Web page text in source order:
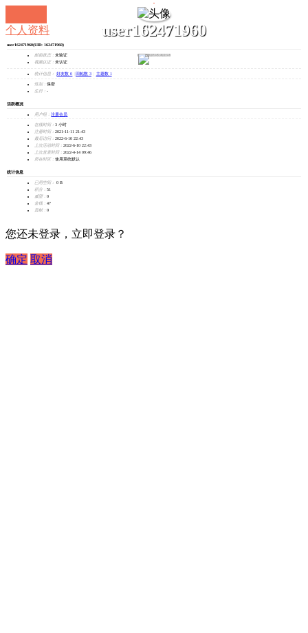
user162471960
发消息
个人资料
user162471960(UID: 162471960)
邮箱状态： 未验证
视频认证： 未认证
统计信息： 好友数 0 回帖数 3 主题数 1
性别： 保密
生日： -
活跃概况
用户组： 注册会员
在线时间： 3 小时
注册时间： 2021-11-11 21:43
最后访问： 2022-6-10 22:43
上次活动时间： 2022-6-10 22:43
上次发表时间： 2022-4-14 09:46
所在时区： 使用系统默认
统计信息
已用空间：
0 B
积分： 51
威望： 0
金钱： 47
贡献： 0
您还未登录，立即登录？
确定 取消